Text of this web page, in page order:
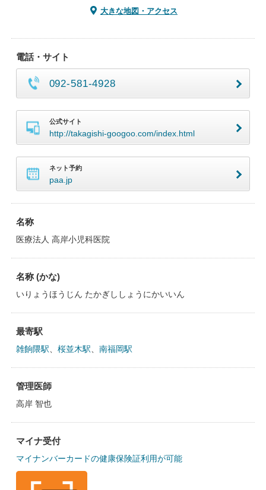
大きな地図・アクセス
電話・サイト
092-581-4928
公式サイト
http://takagishi-googoo.com/index.html
ネット予約
paa.jp
名称
医療法人 高岸小児科医院
名称 (かな)
いりょうほうじん たかぎししょうにかいいん
最寄駅
雑餉隈駅 桜並木駅 南福岡駅
管理医師
高岸 智也
マイナ受付
マイナンバーカードの健康保険証利用が可能